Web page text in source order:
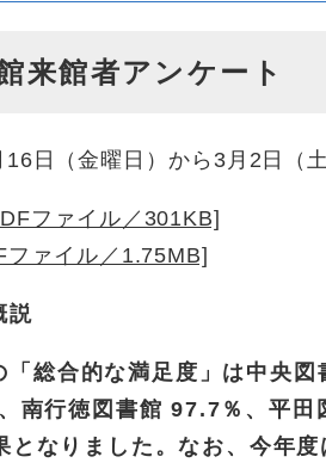
来館者アンケート
日（金曜日）から3月2日（
ファイル／301KB]
ファイル／1.75MB]
説
「総合的な満足度」は中央
南行徳図書館 97.7％、平田
となりました。なお、今年